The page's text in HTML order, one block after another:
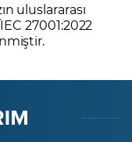
uluslararası
27001:2022